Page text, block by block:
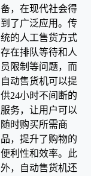
备，在现代社会得
到了广泛应用。传
统的人工售货方式
存在排队等待和人
员限制等问题，而
自动售货机可以提
供24小时不间断的
服务，让用户可以
随时购买所需商
品，提升了购物的
便利性和效率。此
外，自动售货机还